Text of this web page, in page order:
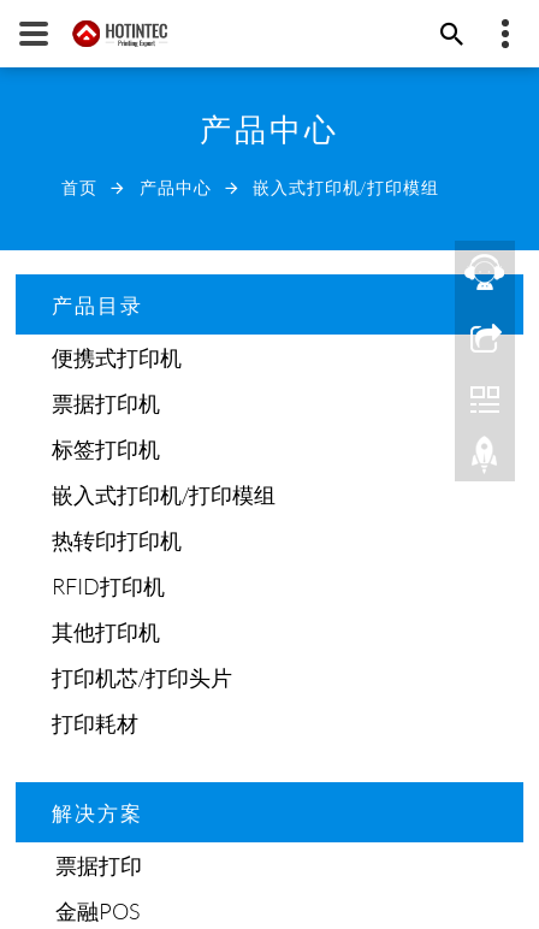
热印（厦门）科技有限公司
产品中心
首页 产品中心 嵌入式打印机/打印模组
产品目录
便携式打印机
票据打印机
标签打印机
嵌入式打印机/打印模组
热转印打印机
RFID打印机
其他打印机
打印机芯/打印头片
打印耗材
解决方案
票据打印
金融POS